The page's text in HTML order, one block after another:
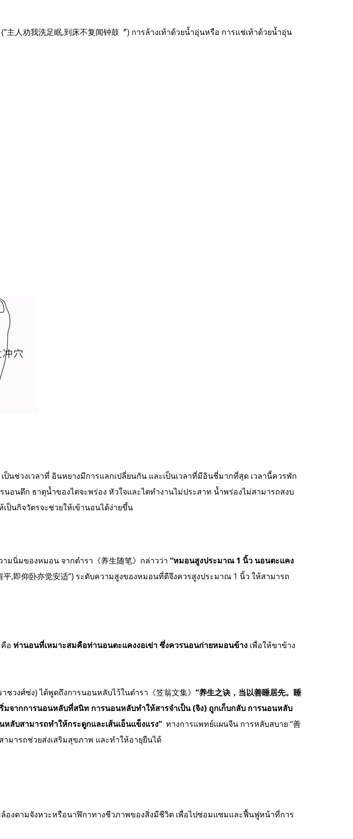
(”主人劝我洗足眠,到床不复闻钟鼓〞) การล้างเท้าด้วยน้ำอุ่นหรือ การแช่เท้าด้วยน้ำอุ่น
นช่วงเวลาที่ อินหยางมีการแลกเปลี่ยนกัน และเป็นเวลาที่มีอินชี่มากที่สุด เวลานี้ควรพัก
นดึก ธาตุน้ำของไตจะพร่อง หัวใจและไตทำงานไม่ประสาท น้ำพร่องไม่สามารถสงบ
เป็นกิจวัตรจะช่วยให้เข้านอนได้ง่ายขึ้น
นิ่มของหมอน จากตำรา《养生随笔》กล่าวว่า “หมอนสูงประมาณ 1 นิ้ว นอนตะแคง
平,即仰卧亦觉安适”) ระดับความสูงของหมอนที่ดีจึงควรสูงประมาณ 1 นิ้ว ให้สามารถ
คือ ท่านอนที่เหมาะสมคือท่านอนตะแคงงอเข่า ซึ่งควรนอนก่ายหมอนข้าง เพื่อให้ขาข้าง
วงศ์ซ่ง) ได้พูดถึงการนอนหลับไว้ในตำรา《笠翁文集》 “养生之诀，当以善睡居先。睡
ริ่มจากการนอนหลับที่สนิท การนอนหลับทำให้สารจำเป็น (จิง) ถูกเก็บกลับ การนอนหลับ
ลับสามารถทำให้กระดูกและเส้นเอ็นแข็งแรง” ทางการแพทย์แผนจีน การหลับสบาย “善
ามารถช่วยส่งเสริมสุขภาพ และทำให้อายุยืนได้
องตามจังหวะหรือนาฬิกาทางชีวภาพของสิ่งมีชีวิต เพื่อไปซ่อมแซมและฟื้นฟูหน้าที่การ